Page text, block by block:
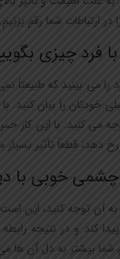
ارتباطات شما رقم بزنیم.
بینید که طبیعتاً نمی
خودتان را بیان
توجه می کنید. با این
دهد، قطعاً تأثیر
به آن توجه کنید، این
کند و در نتیجه
بیشتر به دل آن ها